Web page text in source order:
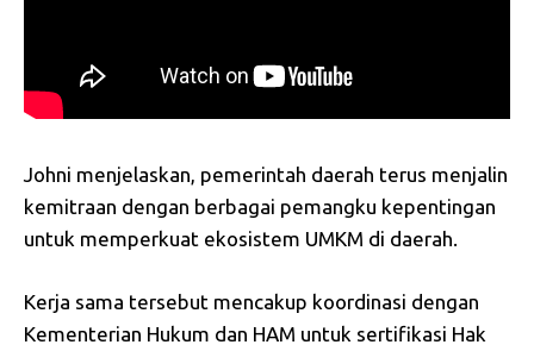
Johni menjelaskan, pemerintah daerah terus menjalin
kemitraan dengan berbagai pemangku kepentingan
untuk memperkuat ekosistem UMKM di daerah.
Kerja sama tersebut mencakup koordinasi dengan
Kementerian Hukum dan HAM untuk sertifikasi Hak